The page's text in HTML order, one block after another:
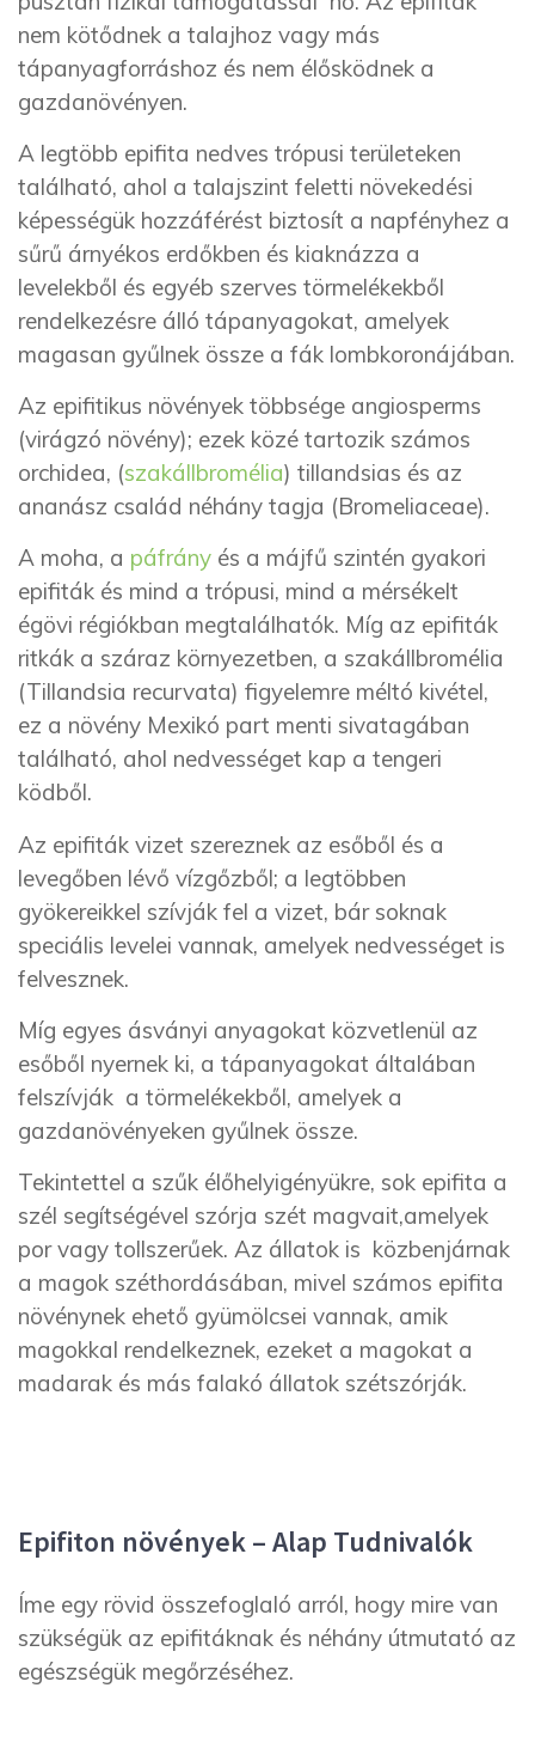
nem kötődnek a talajhoz vagy más
tápanyagforráshoz és nem élősködnek a
gazdanövényen.
A legtöbb epifita nedves trópusi területeken
található, ahol a talajszint feletti növekedési
képességük hozzáférést biztosít a napfényhez a
sűrű árnyékos erdőkben és kiaknázza a
levelekből és egyéb szerves törmelékekből
rendelkezésre álló tápanyagokat, amelyek
magasan gyűlnek össze a fák lombkoronájában.
Az epifitikus növények többsége angiosperms
(virágzó növény); ezek közé tartozik számos
orchidea, (szakállbromélia) tillandsias és az
ananász család néhány tagja (Bromeliaceae).
A moha, a páfrány és a májfű szintén gyakori
epifiták és mind a trópusi, mind a mérsékelt
égövi régiókban megtalálhatók. Míg az epifiták
ritkák a száraz környezetben, a szakállbromélia
(Tillandsia recurvata) figyelemre méltó kivétel,
ez a növény Mexikó part menti sivatagában
található, ahol nedvességet kap a tengeri
ködből.
Az epifiták vizet szereznek az esőből és a
levegőben lévő vízgőzből; a legtöbben
gyökereikkel szívják fel a vizet, bár soknak
speciális levelei vannak, amelyek nedvességet is
felvesznek.
Míg egyes ásványi anyagokat közvetlenül az
esőből nyernek ki, a tápanyagokat általában
felszívják a törmelékekből, amelyek a
gazdanövényeken gyűlnek össze.
Tekintettel a szűk élőhelyigényükre, sok epifita a
szél segítségével szórja szét magvait,amelyek
por vagy tollszerűek. Az állatok is közbenjárnak
a magok széthordásában, mivel számos epifita
növénynek ehető gyümölcsei vannak, amik
magokkal rendelkeznek, ezeket a magokat a
madarak és más falakó állatok szétszórják.
Epifiton növények – Alap Tudnivalók
Íme egy rövid összefoglaló arról, hogy mire van
szükségük az epifitáknak és néhány útmutató az
egészségük megőrzéséhez.